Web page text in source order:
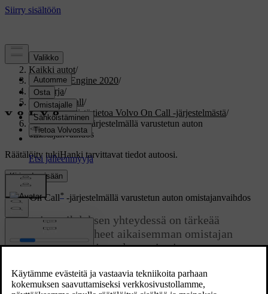
Tuki/
Kaikki autot/
V60 Twin Engine 2020/
Ohjekirja/
Volvo On Call/
Käytännöllistä tietoa Volvo On Call -järjestelmästä/
Volvo On Call -järjestelmällä varustetun auton
omistajanvaihdos
Räätälöity tukiHanki tarvittavat tiedot autoosi.
Kirjaudu sisään
Päivitetty 03.02.2025
Volvo On Call* -järjestelmällä varustetun auton omistajanvaihdos
Omistajanvaihdoksen yhteydessä on tärkeää
suorittaa tietyt vaiheet aikaisemman omistajan
kytkemiseksi pois ja uuden omistajan